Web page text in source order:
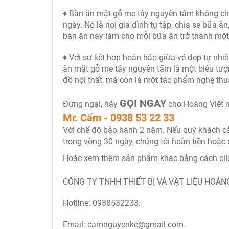
♦ Bàn ăn mặt gỗ me tây nguyên tấm không
ngày. Nó là nơi gia đình tụ tập, chia sẻ bữa
bàn ăn này làm cho mỗi bữa ăn trở thành
♦ Với sự kết hợp hoàn hảo giữa vẻ đẹp tự
ăn mặt gỗ me tây nguyên tấm là một biểu
đồ nội thất, mà còn là một tác phẩm nghệ
Đừng ngại, hãy GỌI NGAY cho Hoàng Việt
Mr. Cẩm - 0938 53 22 33
Với chế độ bảo hành 2 năm. Nếu quý khách
trong vòng 30 ngày, chúng tôi hoàn tiền hoặc
Hoặc xem thêm sản phẩm khác bằng cách
CÔNG TY TNHH THIẾT BỊ VÀ VẬT LIỆU
Hotline: 0938532233.
Email: camnguyenke@gmail.com.